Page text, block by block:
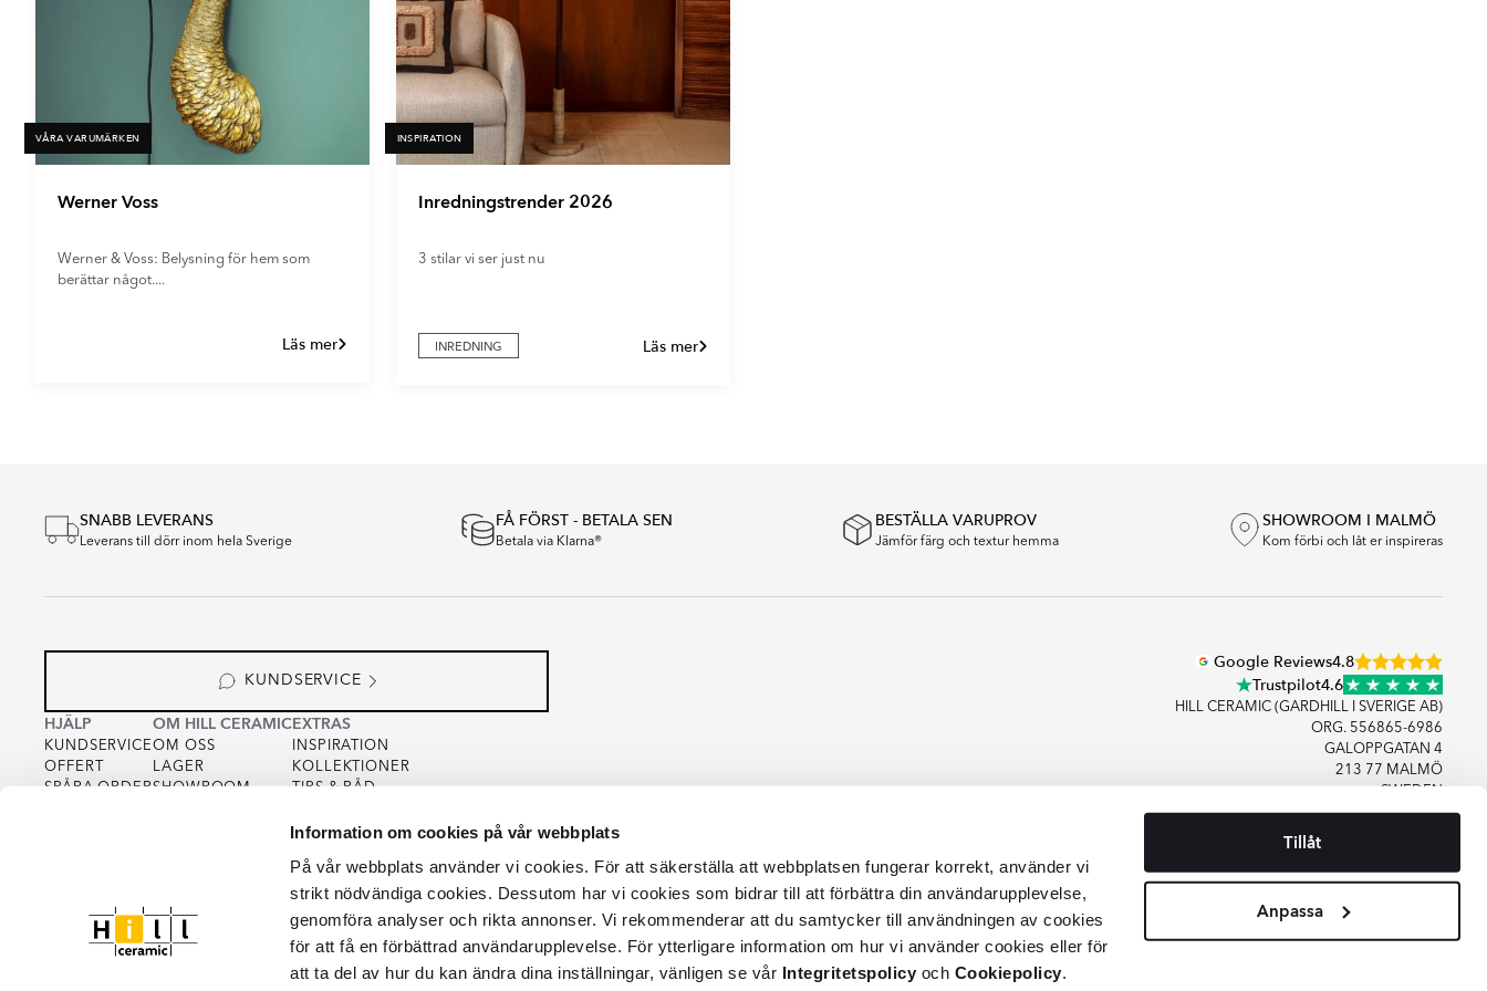
Information om cookies på vår webbplats
På vår webbplats använder vi cookies. För att säkerställa att webbplatsen fungerar korrekt, använder vi
strikt nödvändiga cookies. Dessutom har vi cookies som bidrar till att förbättra din användarupplevelse,
genomföra analyser och rikta annonser. Vi rekommenderar att du samtycker till användningen av cookies
för att få en förbättrad användarupplevelse. För ytterligare information om hur vi använder cookies eller för
att ta del av hur du kan ändra dina inställningar, vänligen se vår Integritetspolicy och Cookiepolicy.
Tillåt
Anpassa
VÅRA VARUMÄRKEN
Werner Voss
Werner & Voss: Belysning för hem som
berättar något....
Läs mer
INSPIRATION
Inredningstrender 2026
3 stilar vi ser just nu
INREDNING Läs mer
SNABB LEVERANS
Leverans till dörr inom hela Sverige
FÅ FÖRST - BETALA SEN
Betala via Klarna®
BESTÄLLA VARUPROV
Jämför färg och textur hemma
SHOWROOM I MALMÖ
Kom förbi och låt er inspireras
KUNDSERVICE
HJÄLP
KUNDSERVICE
OFFERT
SPÅRA ORDER
OM HILL CERAMIC
OM OSS
LAGER
SHOWROOM
EXTRAS
INSPIRATION
KOLLEKTIONER
TIPS & RÅD
COOKIEPOLICY
Google Reviews4.8
Trustpilot4.6
HILL CERAMIC (GARDHILL I SVERIGE AB)
ORG. 556865-6986
GALOPPGATAN 4
213 77 MALMÖ
SWEDEN
KONTAKTA OSS